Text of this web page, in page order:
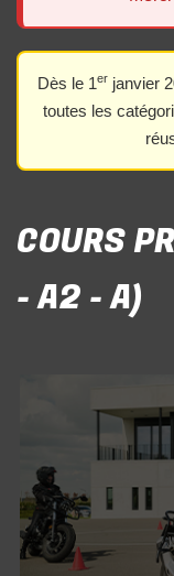
Dès le 1er janvier
toutes les
COURS
- A2 - A)